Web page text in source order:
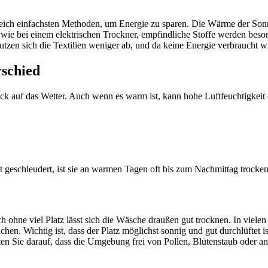
einfachsten Methoden, um Energie zu sparen. Die Wärme der
bei einem elektrischen Trockner, empfindliche Stoffe werden
sich die Textilien weniger ab, und da keine Energie verbraucht
auf das Wetter. Auch wenn es warm ist, kann hohe
ist sie an warmen Tagen oft bis zum Nachmittag
ohne viel Platz lässt sich die Wäsche draußen gut trocknen. In
Wichtig ist, dass der Platz möglichst sonnig und gut durchlüftet
Sie darauf, dass die Umgebung frei von Pollen, Blütenstaub oder